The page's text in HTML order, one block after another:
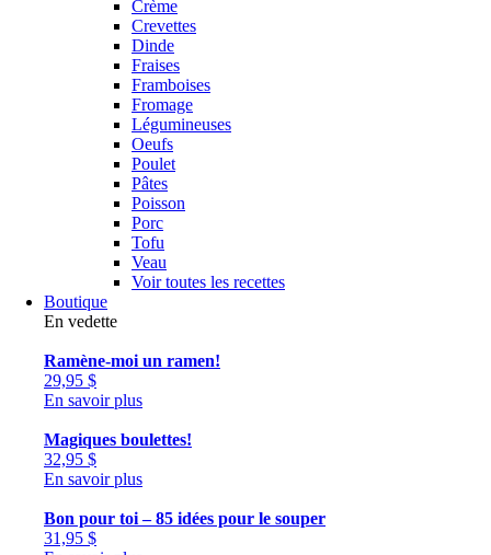
Crème
Crevettes
Dinde
Fraises
Framboises
Fromage
Légumineuses
Oeufs
Poulet
Pâtes
Poisson
Porc
Tofu
Veau
Voir toutes les recettes
Boutique
En vedette
Ramène-moi un ramen!
29,95 $
En savoir plus
Magiques boulettes!
32,95 $
En savoir plus
Bon pour toi – 85 idées pour le souper
31,95 $